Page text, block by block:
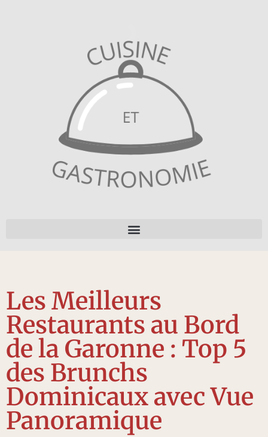
Les Meilleurs
Restaurants au Bord
de la Garonne : Top 5
des Brunchs
Dominicaux avec Vue
Panoramique